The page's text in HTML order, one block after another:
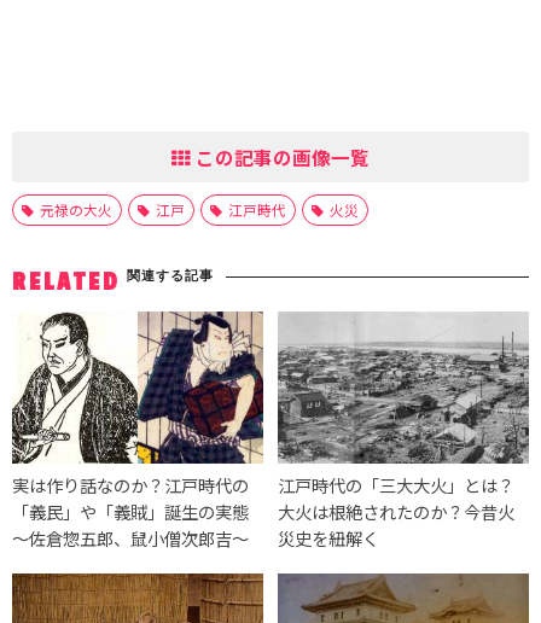
この記事の画像一覧
元禄の大火 江戸 江戸時代 火災
RELATED 関連する記事
実は作り話なのか？江戸時代の
「義民」や「義賊」誕生の実態
～佐倉惣五郎、鼠小僧次郎吉～
江戸時代の「三大大火」とは？
大火は根絶されたのか？今昔火
災史を紐解く